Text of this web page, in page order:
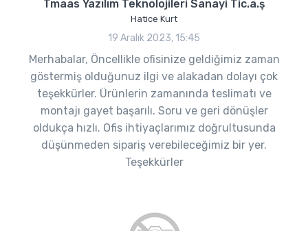
Tmaas Yazılım Teknolojileri Sanayi Tic.a.ş
Hatice Kurt
19 Aralık 2023, 15:45
Merhabalar, Öncellikle ofisinize geldiğimiz zaman
göstermiş olduğunuz ilgi ve alakadan dolayı çok
teşekkürler. Ürünlerin zamanında teslimatı ve
montajı gayet başarılı. Soru ve geri dönüşler
oldukça hızlı. Ofis ihtiyaçlarımız doğrultusunda
düşünmeden sipariş verebileceğimiz bir yer.
Teşekkürler